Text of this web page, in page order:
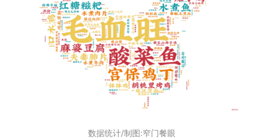
数据统计/制图:窄门餐眼